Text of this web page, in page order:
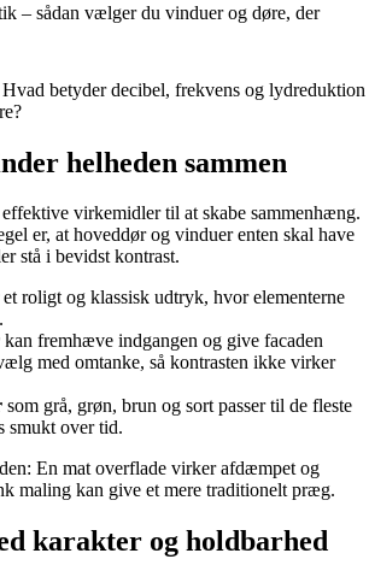
– sådan vælger du vinduer og døre, der
betyder decibel, frekvens og lydreduktion
helheden sammen
virkemidler til at skabe sammenhæng.
er, at hoveddør og vinduer enten skal have
stå i bevidst kontrast.
roligt og klassisk udtryk, hvor elementerne
kan fremhæve indgangen og give facaden
med omtanke, så kontrasten ikke virker
som grå, grøn, brun og sort passer til de fleste
smukt over tid.
En mat overflade virker afdæmpet og
maling kan give et mere traditionelt præg.
karakter og holdbarhed